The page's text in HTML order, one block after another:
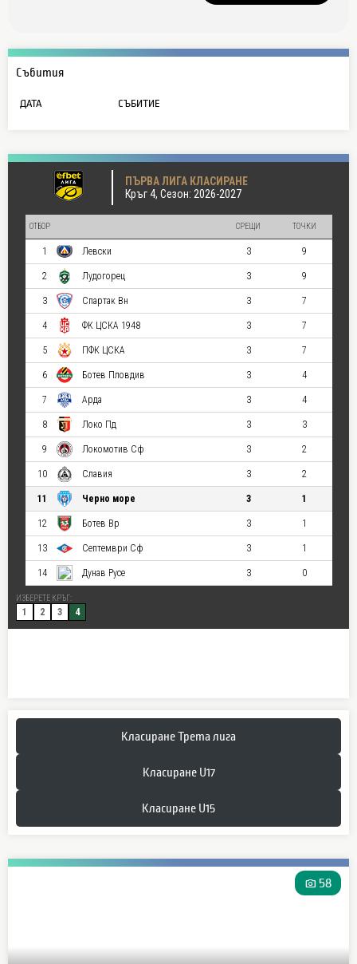
Събития
ДАТА СЪБИТИЕ
Класиране Трета лига
Класиране U17
Класиране U15
photo_camera58